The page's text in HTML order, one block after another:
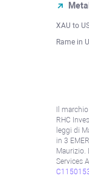
XAU to
Rame in
Il
RHC
leggi di
in 3
Maurizio.
Services